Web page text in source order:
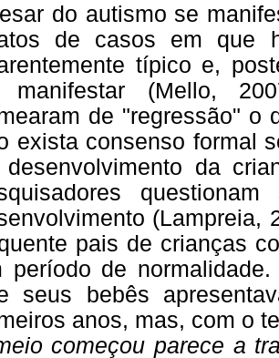
do autismo se
de casos em que
típico e,
manifestar (Mello,
de "regressão" o
exista consenso formal
desenvolvimento da
(Lampreia,
pais de crianças
período de
seus bebês
anos, mas, com o
começou parece a